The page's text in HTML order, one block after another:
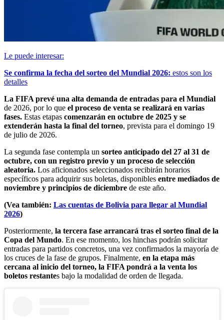
Le puede interesar:
Se confirma la fecha del sorteo del Mundial 2026: estos son los
detalles
La FIFA prevé una alta demanda de entradas para el Mundial
de 2026, por lo que el proceso de venta se realizará en varias
fases. Estas etapas comenzarán en octubre de 2025 y se
extenderán hasta la final del torneo, prevista para el domingo 19
de julio de 2026.
La segunda fase contempla un sorteo anticipado del 27 al 31 de
octubre, con un registro previo y un proceso de selección
aleatoria. Los aficionados seleccionados recibirán horarios
específicos para adquirir sus boletas, disponibles entre mediados de
noviembre y principios de diciembre de este año.
(Vea también: Las cuentas de Bolivia para llegar al Mundial
2026)
Posteriormente, la tercera fase arrancará tras el sorteo final de la
Copa del Mundo. En ese momento, los hinchas podrán solicitar
entradas para partidos concretos, una vez confirmados la mayoría de
los cruces de la fase de grupos. Finalmente, en la etapa más
cercana al inicio del torneo, la FIFA pondrá a la venta los
boletos restantes bajo la modalidad de orden de llegada.